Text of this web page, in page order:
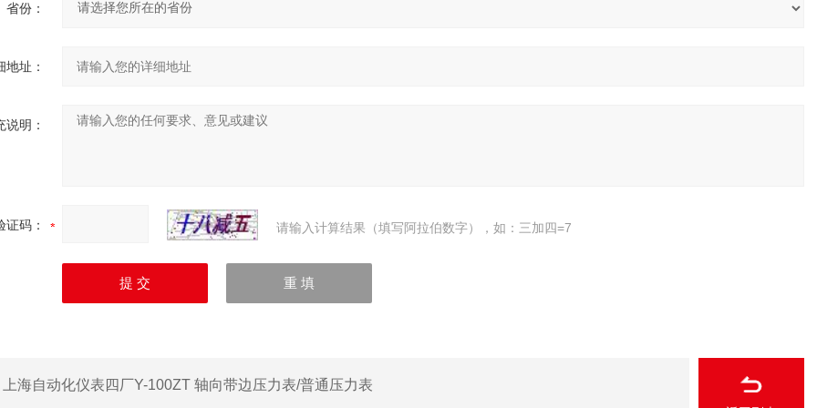
省份：
地址：
说明：
证码： 请输入计算结果（填写阿拉伯数字），如：三加四=7
上海自动化仪表四厂Y-100ZT 轴向带边压力表/普通压力表